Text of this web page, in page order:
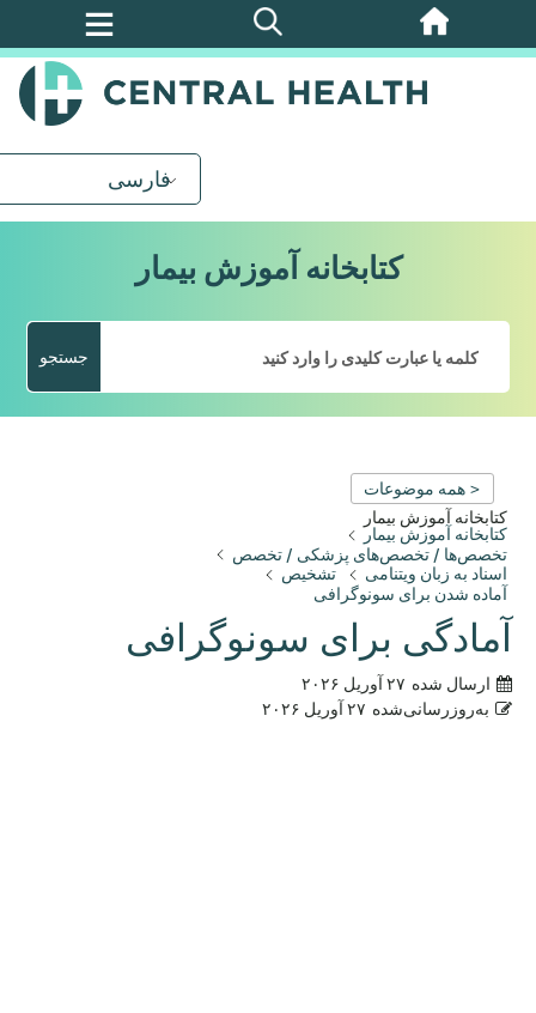
پرش
فارسی
کتابخانه آموزش بیمار
جستجو
< همه موضوعات
کتابخانه آموزش بیمار
کتابخانه آموزش بیمار
تخصص‌ها / تخصص‌های پزشکی / تخصص
اسناد به زبان ویتنامی
تشخیص
آماده شدن برای سونوگرافی
آمادگی برای سونوگرافی
ارسال شده ۲۷ آوریل ۲۰۲۶
به‌روزرسانی‌شده ۲۷ آوریل ۲۰۲۶